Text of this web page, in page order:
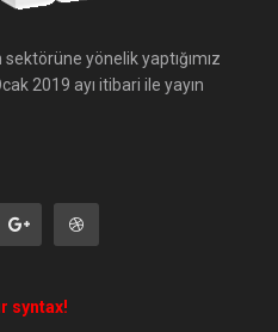
sektörüne yönelik yaptığımız
2019 ayı itibari ile yayın
syntax!